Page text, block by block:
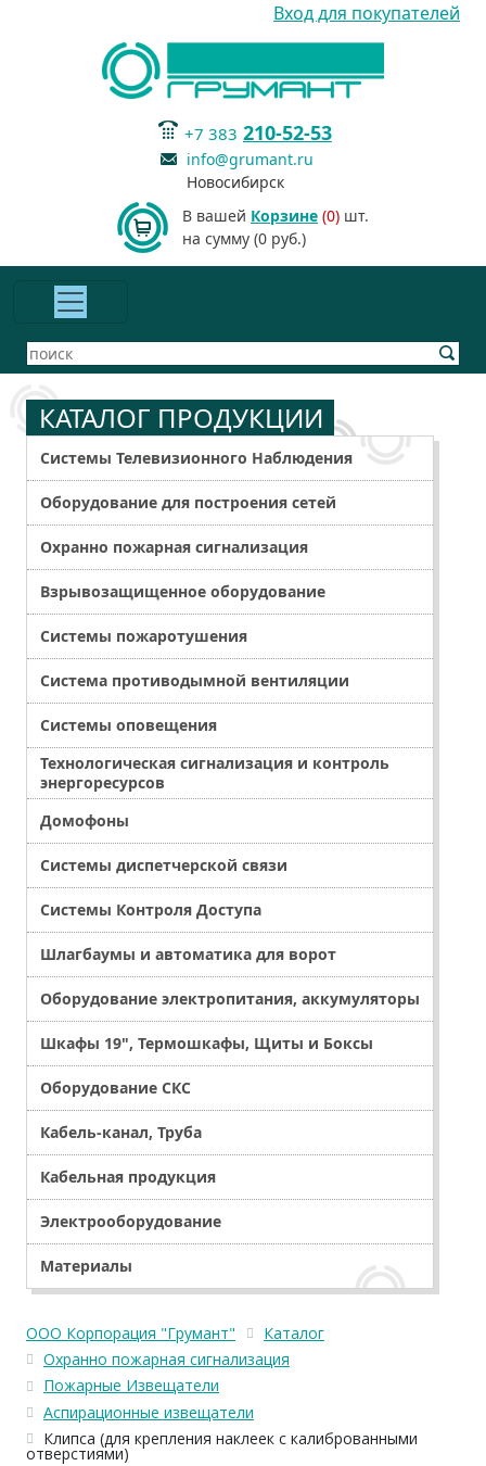
Вход для покупателей
+7 383 210-52-53
info@grumant.ru
Новосибирск
В вашей Корзине (0) шт.
на сумму (0 руб.)
КАТАЛОГ ПРОДУКЦИИ
Системы Телевизионного Наблюдения
Оборудование для построения сетей
Охранно пожарная сигнализация
Взрывозащищенное оборудование
Системы пожаротушения
Система противодымной вентиляции
Системы оповещения
Технологическая сигнализация и контроль
энергоресурсов
Домофоны
Системы диспетчерской связи
Системы Контроля Доступа
Шлагбаумы и автоматика для ворот
Оборудование электропитания, аккумуляторы
Шкафы 19", Термошкафы, Щиты и Боксы
Оборудование СКС
Кабель-канал, Труба
Кабельная продукция
Электрооборудование
Материалы
ООО Корпорация "Грумант"
Каталог
Охранно пожарная сигнализация
Пожарные Извещатели
Аспирационные извещатели
Клипса (для крепления наклеек с калиброванными
отверстиями)